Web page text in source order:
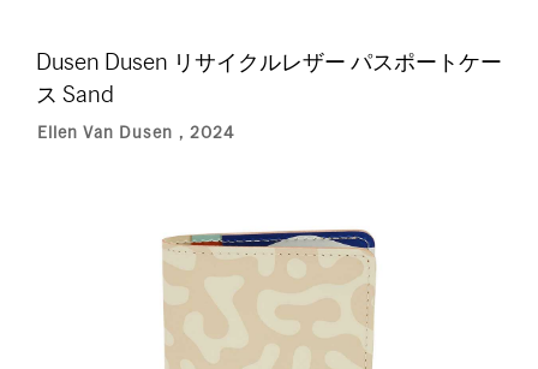
Dusen Dusen リサイクルレザー パスポートケー
ス Sand
Ellen Van Dusen，2024